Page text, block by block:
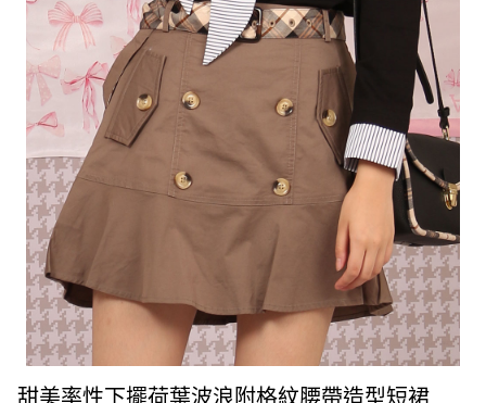
甜美率性下擺荷葉波浪附格紋腰帶造型短裙